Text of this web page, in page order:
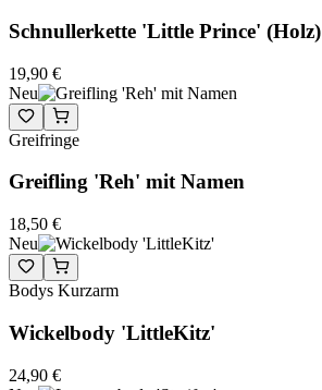
Schnullerkette 'Little Prince' (Holz)
19,90 €
Neu
Greifringe
Greifling 'Reh' mit Namen
18,50 €
Neu
Bodys Kurzarm
Wickelbody 'LittleKitz'
24,90 €